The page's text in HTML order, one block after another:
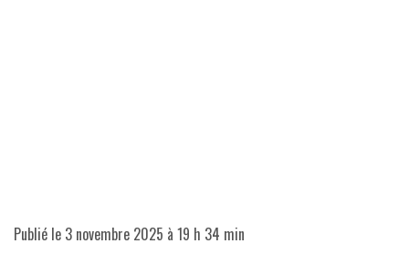
Publié le 3 novembre 2025 à 19 h 34 min